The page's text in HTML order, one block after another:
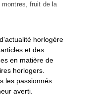
fruit de la
horlogère
et des
en matière de
horlogers.
les passionnés
averti.